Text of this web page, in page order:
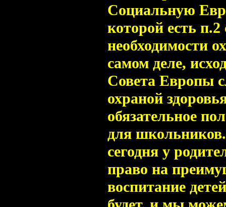
Социальную
которой есть п.2
необходимости
самом деле,
Совета Европы
охраной
обязательное
для
сегодня у
право на
воспитание